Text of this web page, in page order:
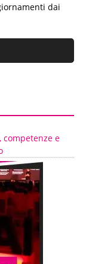
dai
competenze e